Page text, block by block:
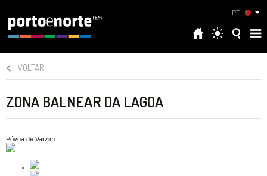
PT
VOLTAR
ZONA BALNEAR DA LAGOA
Póvoa de Varzim